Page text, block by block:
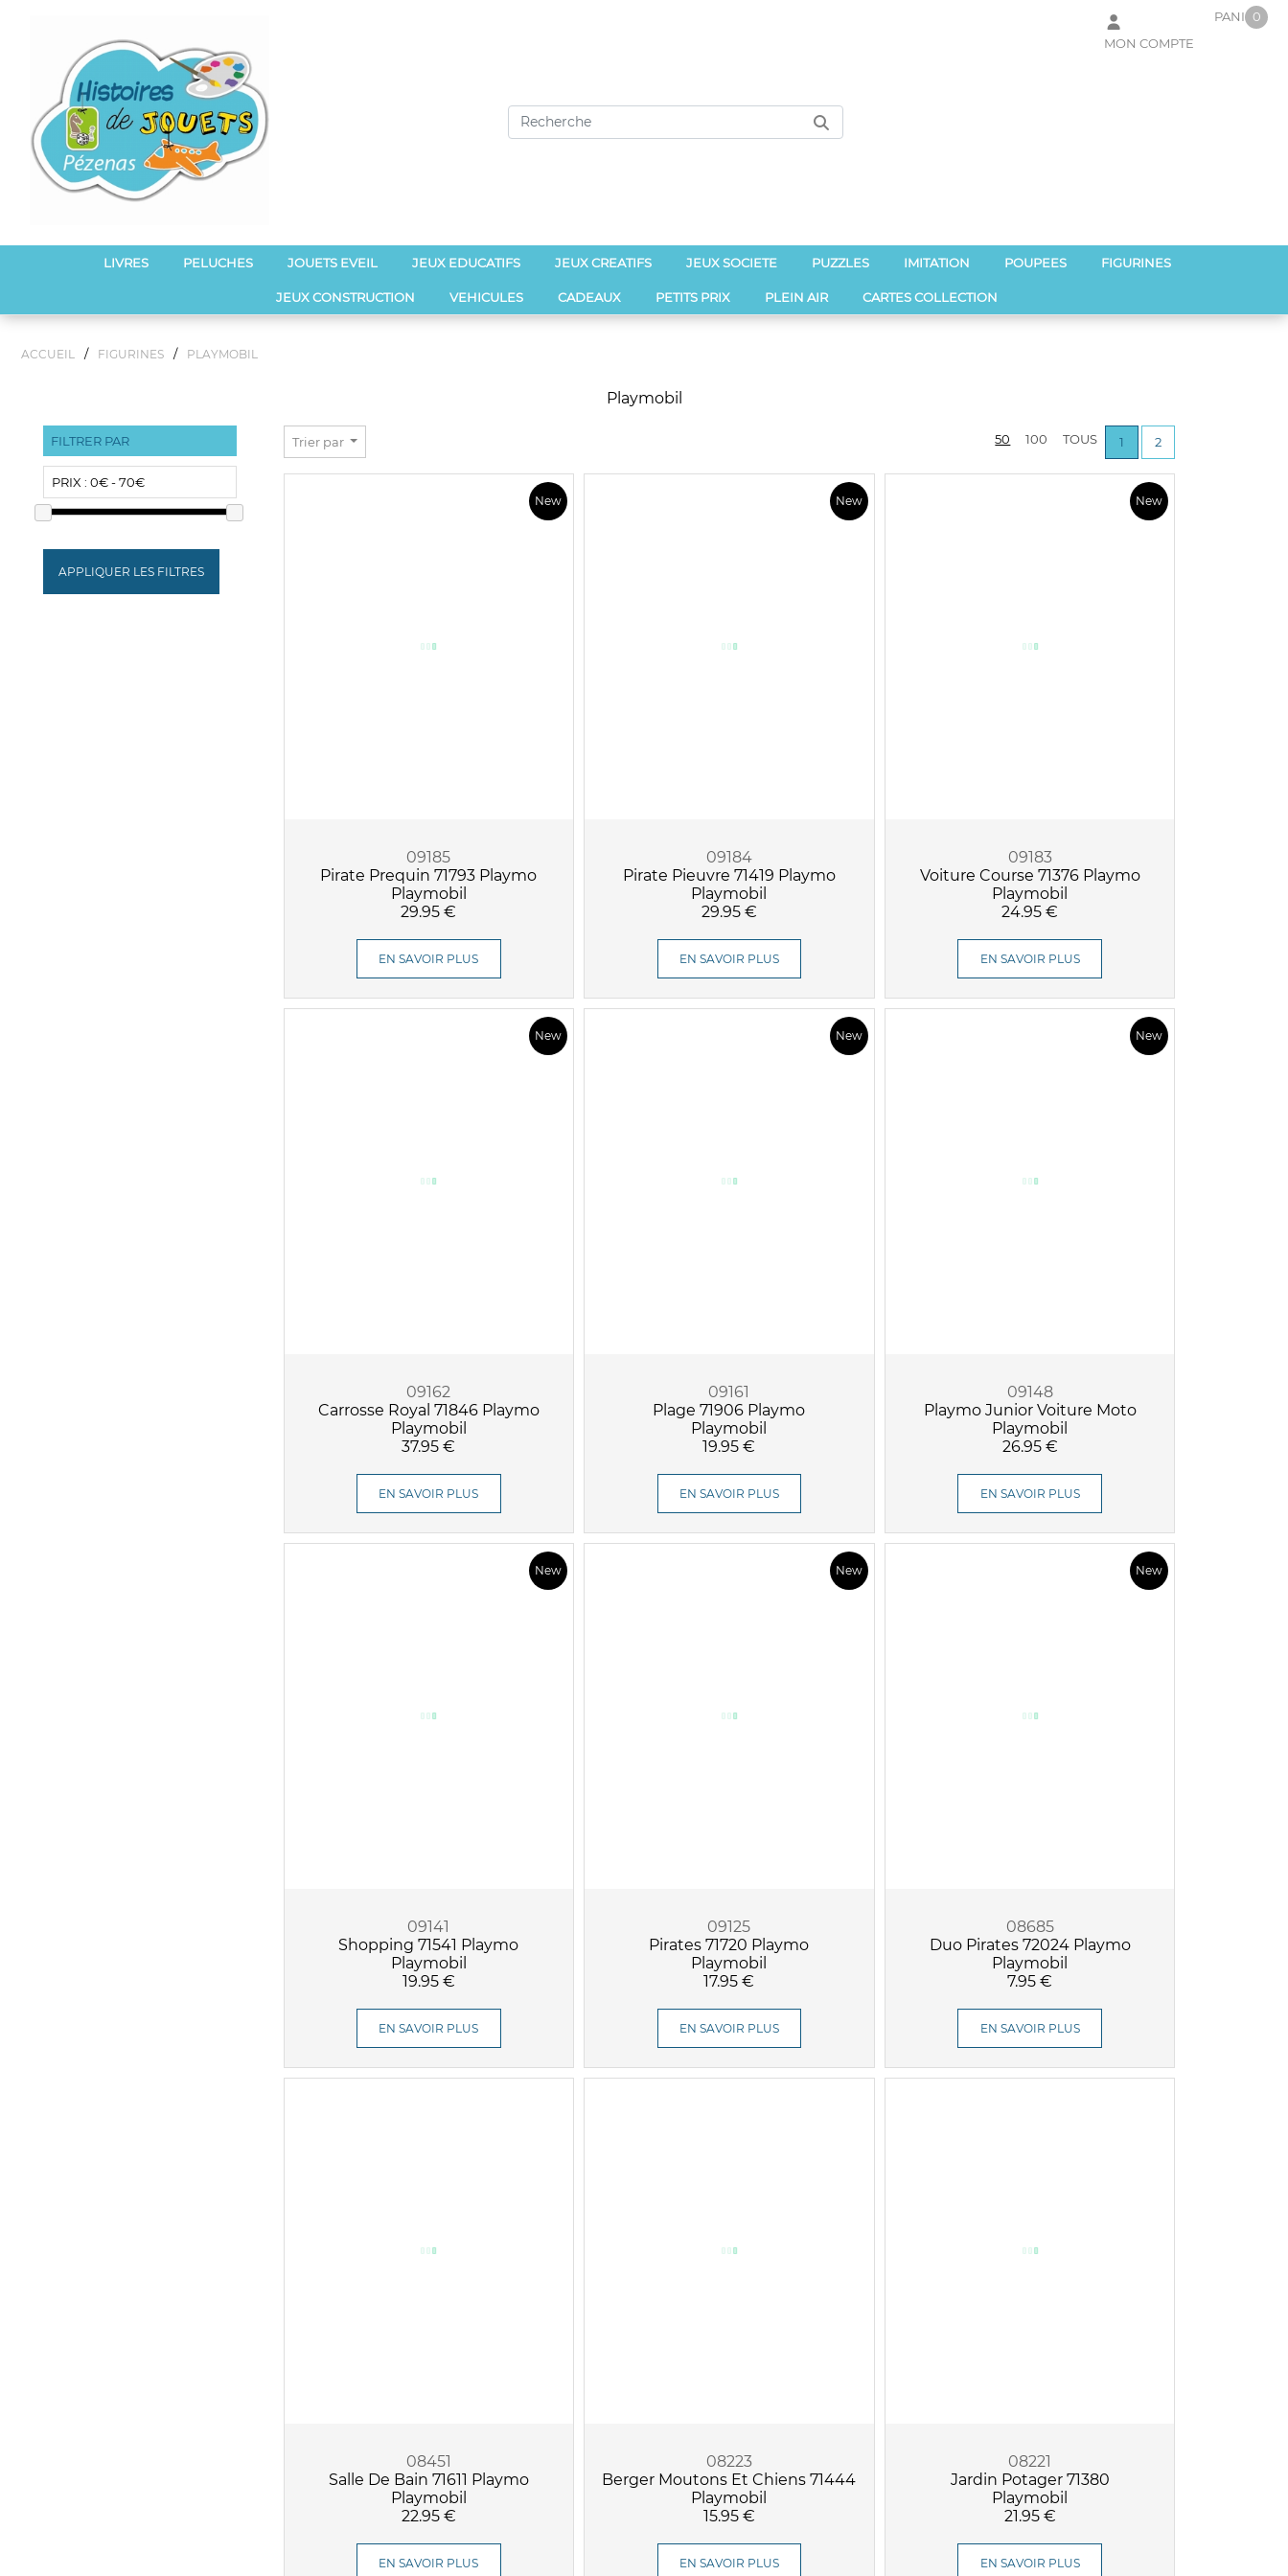
MON COMPTE
PANIER
0
LIVRES PELUCHES JOUETS EVEIL JEUX EDUCATIFS JEUX CREATIFS JEUX SOCIETE PUZZLES IMITATION POUPEES FIGURINES
JEUX CONSTRUCTION VEHICULES CADEAUX PETITS PRIX PLEIN AIR CARTES COLLECTION
ACCUEIL / FIGURINES / PLAYMOBIL
Playmobil
FILTRER PAR
PRIX : 0€ - 70€
APPLIQUER LES FILTRES
Trier par 50 100 TOUS 1 2
New
09185
Pirate Prequin 71793 Playmo
Playmobil
29.95 €
EN SAVOIR PLUS
New
09184
Pirate Pieuvre 71419 Playmo
Playmobil
29.95 €
EN SAVOIR PLUS
New
09183
Voiture Course 71376 Playmo
Playmobil
24.95 €
EN SAVOIR PLUS
New
09162
Carrosse Royal 71846 Playmo
Playmobil
37.95 €
EN SAVOIR PLUS
New
09161
Plage 71906 Playmo
Playmobil
19.95 €
EN SAVOIR PLUS
New
09148
Playmo Junior Voiture Moto
Playmobil
26.95 €
EN SAVOIR PLUS
New
09141
Shopping 71541 Playmo
Playmobil
19.95 €
EN SAVOIR PLUS
New
09125
Pirates 71720 Playmo
Playmobil
17.95 €
EN SAVOIR PLUS
New
08685
Duo Pirates 72024 Playmo
Playmobil
7.95 €
EN SAVOIR PLUS
08451
Salle De Bain 71611 Playmo
Playmobil
22.95 €
EN SAVOIR PLUS
08223
Berger Moutons Et Chiens 71444
Playmobil
15.95 €
EN SAVOIR PLUS
08221
Jardin Potager 71380
Playmobil
21.95 €
EN SAVOIR PLUS